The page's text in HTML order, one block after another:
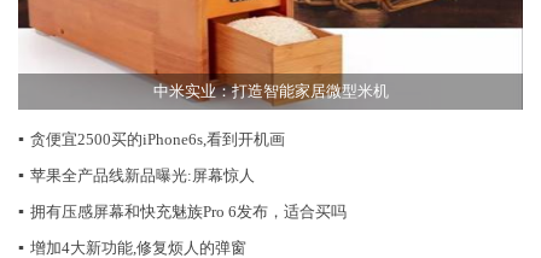
中米实业：打造智能家居微型米机
▪ 贪便宜2500买的iPhone6s,看到开机画
▪ 苹果全产品线新品曝光:屏幕惊人
▪ 拥有压感屏幕和快充魅族Pro 6发布，适合买吗
▪ 增加4大新功能,修复烦人的弹窗